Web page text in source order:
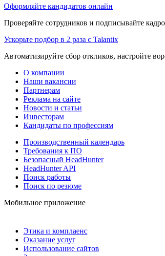
Оформляйте кандидатов онлайн
Проверяйте сотрудников и подписывайте
Ускорьте подбор в 2 раза с Talantix
Автоматизируйте сбор откликов, настройте
О компании
Наши вакансии
Партнерам
Реклама на сайте
Новости и статьи
Инвесторам
Кандидаты по профессиям
Производственный календарь
Требования к ПО
Безопасный HeadHunter
HeadHunter API
Поиск работы
Поиск по резюме
Мобильное приложение
Этика и комплаенс
Оказание услуг
Использование сайтов